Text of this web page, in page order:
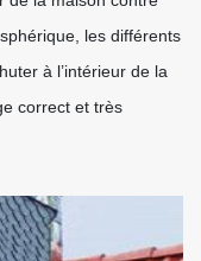
les différents
à l’intérieur de la
correct et très